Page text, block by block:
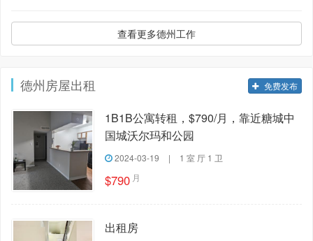
查看更多德州工作
德州房屋出租 免费发布
1B1B公寓转租，$790/月，靠近糖城中
国城沃尔玛和公园
2024-03-19 | 1 室 厅 1 卫
$790 月
出租房